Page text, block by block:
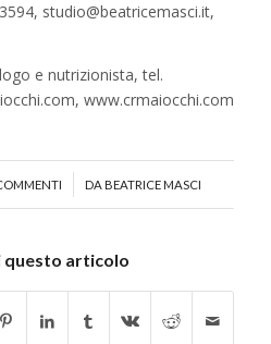
studio@beatricemasci.it,
e nutrizionista, tel.
, www.crmaiocchi.com
/ DABEATRICE MASCI
questo articolo